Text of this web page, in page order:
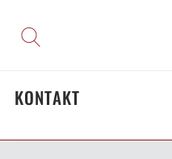
KONTAKT